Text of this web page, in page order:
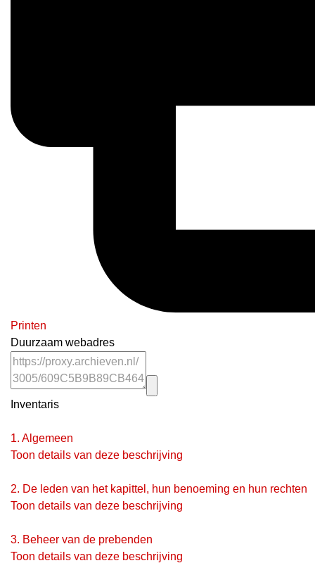
Printen
Duurzaam webadres
Inventaris
1. Algemeen
Toon details van deze beschrijving
2. De leden van het kapittel, hun benoeming en hun rechten
Toon details van deze beschrijving
3. Beheer van de prebenden
Toon details van deze beschrijving